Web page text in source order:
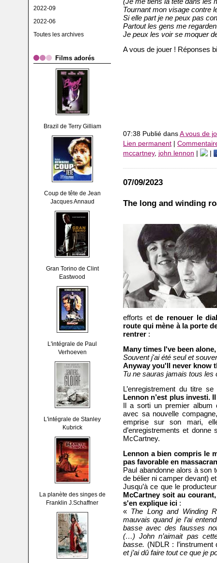
2022-09
2022-06
Toutes les archives
Films adorés
Brazil de Terry Gilliam
Coup de tête de Jean
Jacques Annaud
Gran Torino de Clint
Eastwood
L'intégrale de Paul
Verhoeven
L'intégrale de Stanley
Kubrick
La planète des singes de
Franklin J.Schaffner
Tournant mon visage contre
Si elle part je ne peux pas
Partout les gens me
Je peux les voir se moquer
A vous de jouer ! Réponses
07:38 Publié dans A vous de
Lien permanent
mccartney, john lennon
07/09/2023
The long and winding
efforts etde renouer le
route qui mène à la porte
rentrer :
Many times I've been
Souvent j'ai été seul et
Anyway you'll never know
Tu ne sauras jamais tous
L’enregistrement du titre
Lennon n’est plus investi.
Il a sorti un premier album
avec sa nouvelle
emprise sur son mari,
d’enregistrements et
McCartney.
Lennon a bien compris le
pas favorable en
Paul abandonne alors à son
de bélier ni camper devant)
Jusqu’à ce que le
McCartney soit au
s'en explique ici :
« The Long and Winding
mauvais quand je l’ai
basse avec des fausses
(…) John n’aimait pas
basse. (NDLR :
et j’ai dû faire tout ce que je